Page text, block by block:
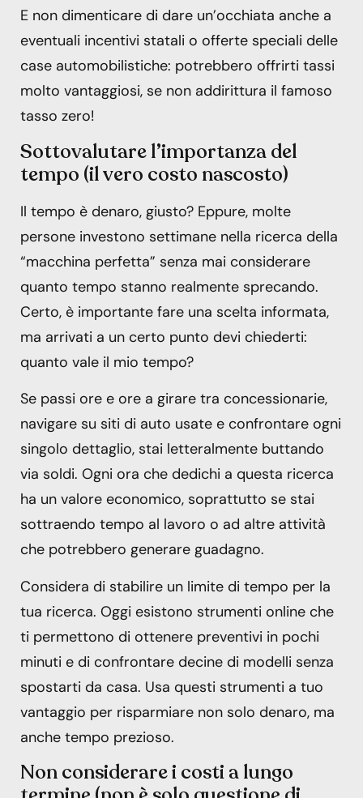
E non dimenticare di dare un’occhiata anche a
eventuali incentivi statali o offerte speciali delle
case automobilistiche: potrebbero offrirti tassi
molto vantaggiosi, se non addirittura il famoso
tasso zero!
Sottovalutare l’importanza del
tempo (il vero costo nascosto)
Il tempo è denaro, giusto? Eppure, molte
persone investono settimane nella ricerca della
“macchina perfetta” senza mai considerare
quanto tempo stanno realmente sprecando.
Certo, è importante fare una scelta informata,
ma arrivati a un certo punto devi chiederti:
quanto vale il mio tempo?
Se passi ore e ore a girare tra concessionarie,
navigare su siti di auto usate e confrontare ogni
singolo dettaglio, stai letteralmente buttando
via soldi. Ogni ora che dedichi a questa ricerca
ha un valore economico, soprattutto se stai
sottraendo tempo al lavoro o ad altre attività
che potrebbero generare guadagno.
Considera di stabilire un limite di tempo per la
tua ricerca. Oggi esistono strumenti online che
ti permettono di ottenere preventivi in pochi
minuti e di confrontare decine di modelli senza
spostarti da casa. Usa questi strumenti a tuo
vantaggio per risparmiare non solo denaro, ma
anche tempo prezioso.
Non considerare i costi a lungo